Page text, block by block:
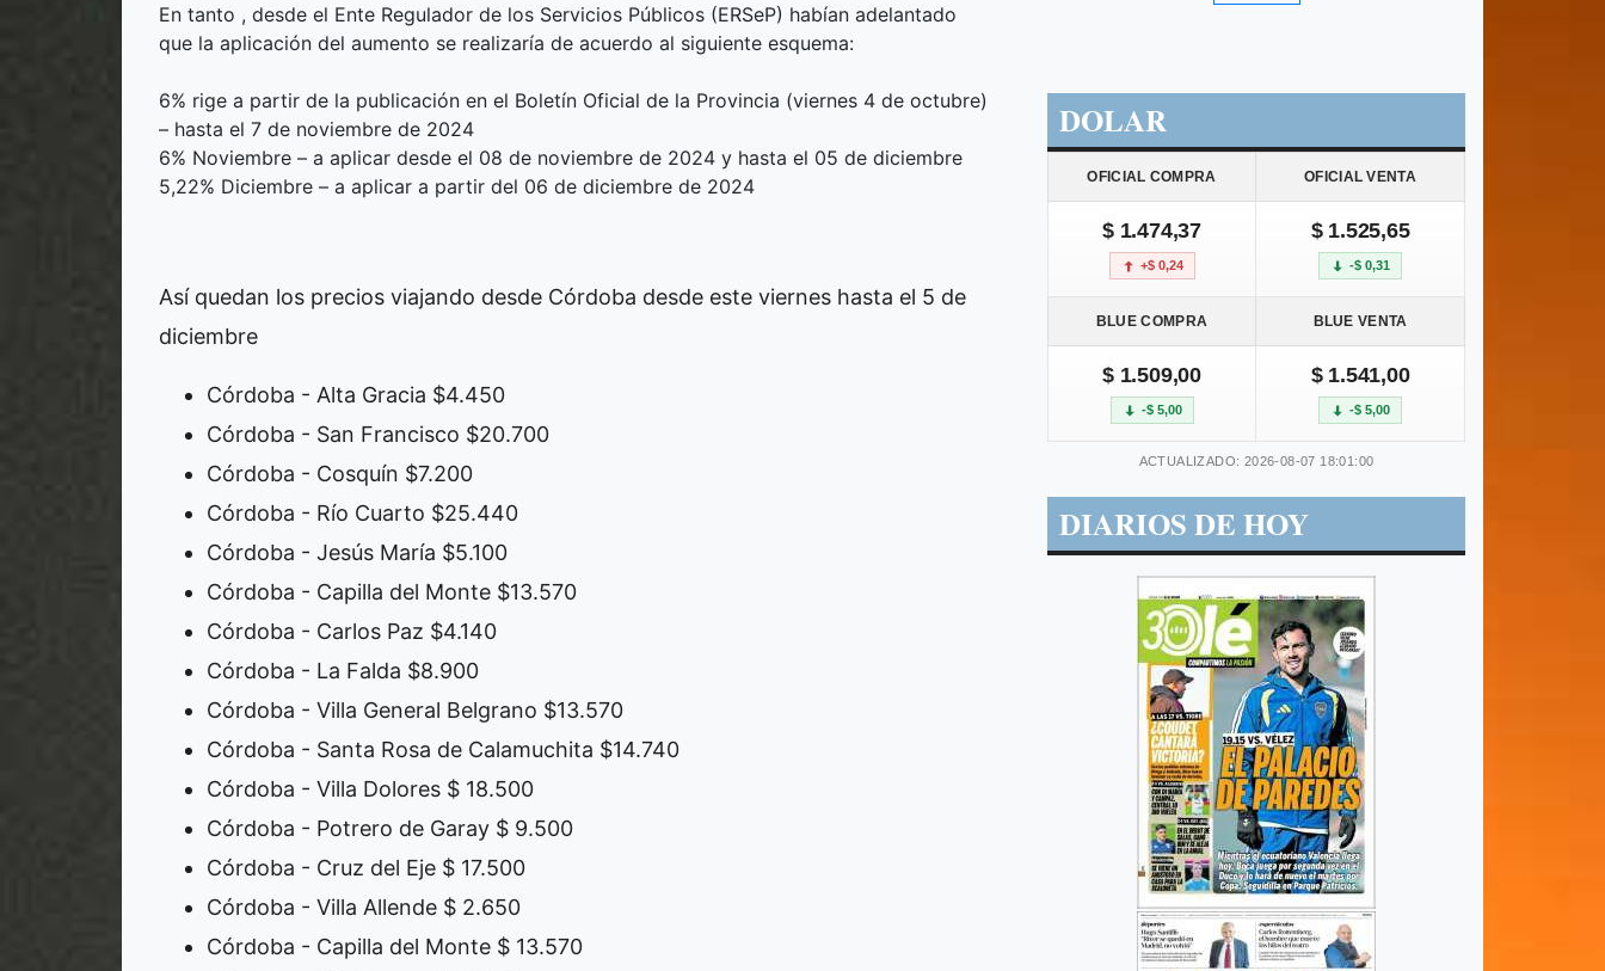
En tanto , desde el Ente Regulador de los Servicios Públicos (ERSeP) habían adelantado
que la aplicación del aumento se realizaría de acuerdo al siguiente esquema:
6% rige a partir de la publicación en el Boletín Oficial de la Provincia (viernes 4 de octubre)
– hasta el 7 de noviembre de 2024
6% Noviembre – a aplicar desde el 08 de noviembre de 2024 y hasta el 05 de diciembre
5,22% Diciembre – a aplicar a partir del 06 de diciembre de 2024
Así quedan los precios viajando desde Córdoba desde este viernes hasta el 5 de
diciembre
Córdoba - Alta Gracia $4.450
Córdoba - San Francisco $20.700
Córdoba - Cosquín $7.200
Córdoba - Río Cuarto $25.440
Córdoba - Jesús María $5.100
Córdoba - Capilla del Monte $13.570
Córdoba - Carlos Paz $4.140
Córdoba - La Falda $8.900
Córdoba - Villa General Belgrano $13.570
Córdoba - Santa Rosa de Calamuchita $14.740
Córdoba - Villa Dolores $ 18.500
Córdoba - Potrero de Garay $ 9.500
Córdoba - Cruz del Eje $ 17.500
Córdoba - Villa Allende $ 2.650
Córdoba - Capilla del Monte $ 13.570
DOLAR
OFICIAL COMPRA OFICIAL VENTA
$ 1.474,37
+$ 0,24
$ 1.525,65
-$ 0,31
BLUE COMPRA BLUE VENTA
$ 1.509,00
-$ 5,00
$ 1.541,00
-$ 5,00
ACTUALIZADO: 2026-08-07 18:01:00
DIARIOS DE HOY